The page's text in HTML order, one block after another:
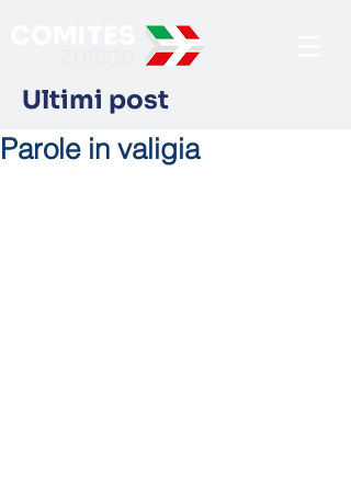
Ultimi post
Parole in valigia